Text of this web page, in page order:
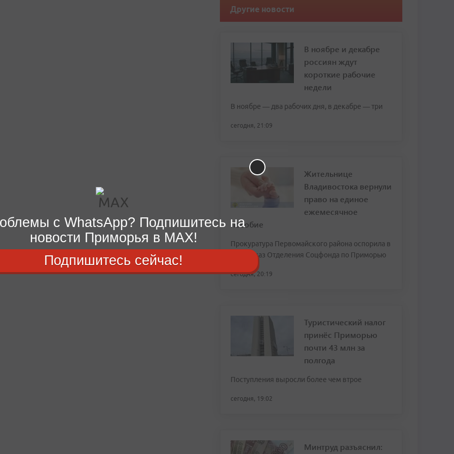
Другие новости
В ноябре и декабре
россиян ждут
короткие рабочие
недели
В ноябре — два рабочих дня, в декабре — три
сегодня, 21:09
Жительнице
Владивостока вернули
право на единое
ежемесячное
пособие
Прокуратура Первомайского района оспорила в
суде отказ Отделения Соцфонда по Приморью
сегодня, 20:19
Туристический налог
принёс Приморью
почти 43 млн за
полгода
Поступления выросли более чем втрое
сегодня, 19:02
Минтруд разъяснил:
с WhatsApp? Подпишитесь на
новости Приморья в MAX!
Подпишитесь сейчас!